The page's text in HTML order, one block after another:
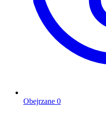
Obejrzane 0